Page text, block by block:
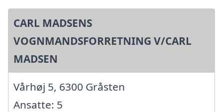
CARL MADSENS
VOGNMANDSFORRETNING V/CARL
MADSEN
Vårhøj 5, 6300 Gråsten
Ansatte: 5